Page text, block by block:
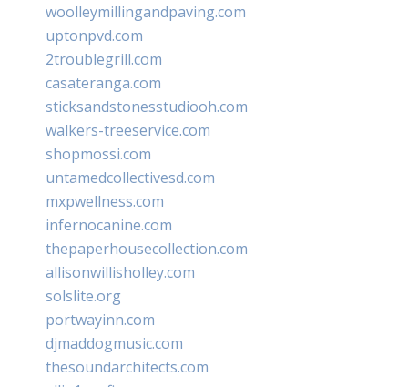
woolleymillingandpaving.com
uptonpvd.com
2troublegrill.com
casateranga.com
sticksandstonesstudiooh.com
walkers-treeservice.com
shopmossi.com
untamedcollectivesd.com
mxpwellness.com
infernocanine.com
thepaperhousecollection.com
allisonwillisholley.com
solslite.org
portwayinn.com
djmaddogmusic.com
thesoundarchitects.com